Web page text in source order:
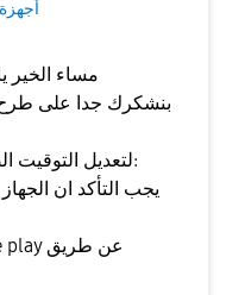
أجهزة
مساء الخير
بنشكرك جدا على
لتعديل التوقيت الصيفي هنتبع الخطوات التاليه يا فندم: